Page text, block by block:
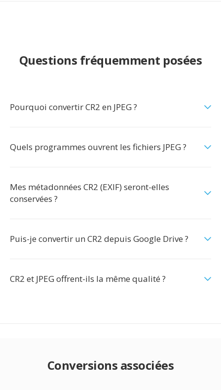
Questions fréquemment posées
Pourquoi convertir CR2 en JPEG ?
Quels programmes ouvrent les fichiers JPEG ?
Mes métadonnées CR2 (EXIF) seront-elles
conservées ?
Puis-je convertir un CR2 depuis Google Drive ?
CR2 et JPEG offrent-ils la même qualité ?
Conversions associées